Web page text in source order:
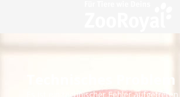
Technisches Problem
Es ist ein technischer Fehler aufgetreten